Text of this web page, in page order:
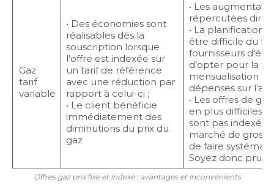
Gaz
tarif
variable
• Des économies sont
réalisables dès la
souscription lorsque
l’offre est indexée sur
un tarif de référence
avec une réduction par
rapport à celui-ci ;
• Le client bénéficie
immédiatement des
diminutions du prix du
gaz
• Les
répercutées
• La planification
être difficile du
fournisseurs
d’opter pour la
mensualisation
dépenses sur
• Les offres de
en plus difficiles
sont pas
marché de gros)
de faire
Soyez donc
Offres gaz prix fixe et indexé : avantages et inconvénients